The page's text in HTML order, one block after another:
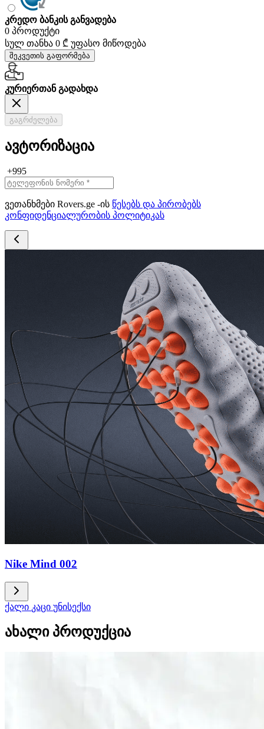
კრედო ბანკის განვადება
0 პროდუქტი
სულ თანხა 0 ₾ უფასო მიწოდება
შეკვეთის გაფორმება
კურიერთან გადახდა
გაგრძელება
ავტორიზაცია
+995
ვეთანხმები Rovers.ge -ის წესებს და პირობებს
კონფიდენციალურობის პოლიტიკას
Nike Mind 002
ქალი კაცი უნისექსი
ახალი პროდუქცია